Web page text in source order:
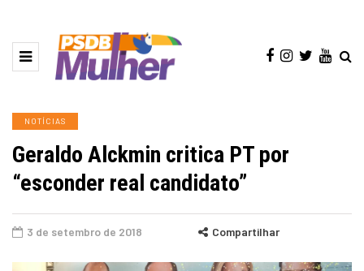
NOTÍCIAS
Geraldo Alckmin critica PT por
“esconder real candidato”
3 de setembro de 2018 Compartilhar